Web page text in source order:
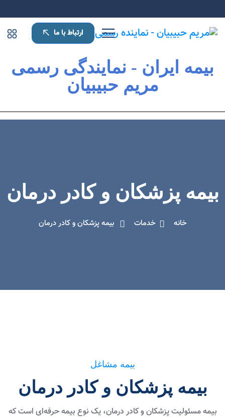
ارتباط با ما
بیمه ایران - نمایندگی رسمی
مریم حبیبیان
بیمه پزشکان و کادر درمان
خانه خدمات بیمه پزشکان و کادر درمان
بیمه مشاغل
بیمه پزشکان و کادر درمان
بیمه مسئولیت پزشکان و کادر درمان، یک نوع بیمه حرفه‌ای است که